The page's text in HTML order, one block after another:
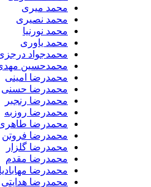
محمد میری
محمد نصیری
محمد نورنیا
محمد یاوری
محمدجواد درجزی
محمدحسین مهدی
محمدرضا امینی
محمدرضا حسنی
محمدرضا رنجبر
محمدرضا روزبه
محمدرضا طاهری
محمدرضا فروتن
محمدرضا گلزار
محمدرضا مقدم
محمدرضا مهابادیان
محمدرضا هدایتی